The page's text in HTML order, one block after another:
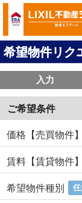
希望物件リク
入力
ご希望条件
価格【売買物件】
賃料【賃貸物件】
希望物件種別